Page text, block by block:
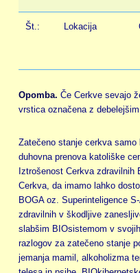
Št.: Lokacija
Opomba. Če Cerkve sevajo
vrstica označena z
Zatečeno stanje cerkva
duhovna prenova katoliške
Iztrošenost Cerkva zdravilnih
Cerkva, da imamo lahko
BOGA oz. Superinteligence
zdravilnih v škodljive
slabšim BIOsistemom v
razlogov za zatečeno stanje
jemanja mamil, alkoholizma